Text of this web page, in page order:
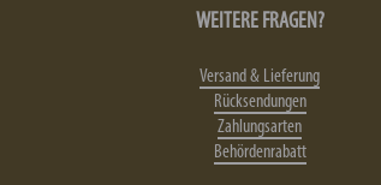
WEITERE FRAGEN?
Versand & Lieferung
Rücksendungen
Zahlungsarten
Behördenrabatt